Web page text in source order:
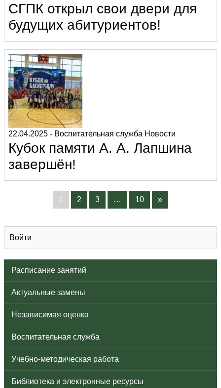
Войти
Расписание занятий
Актуальные замены
Независимая оценка
Воспитательная служба
Учебно-методическая работа
Библиотека и электронные ресурсы
СГПК открыл свои двери для
будущих абитуриентов!
22.04.2025 - Воспитательная служба Новости
Кубок памяти А. А. Лапшина
завершён!
1 2 3 … 10 »